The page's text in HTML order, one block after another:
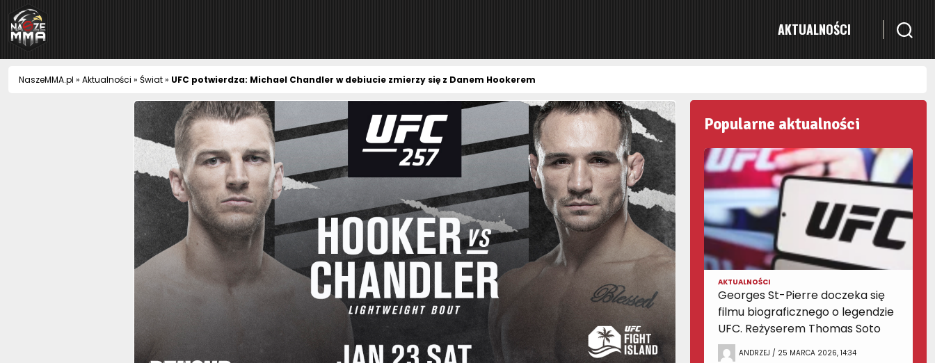
NaszeMMA
AKTUALNOŚCI
NaszeMMA.pl » Aktualności » Świat» UFC potwierdza: Michael Chandler w debiucie zmierzy się z Danem Hookerem
Popularne aktualności
AKTUALNOŚCI
Georges St-Pierre doczeka się
filmu biograficznego o legendzie
UFC. Reżyserem Thomas Soto
ANDRZEJ / 25 MARCA 2026, 14:34